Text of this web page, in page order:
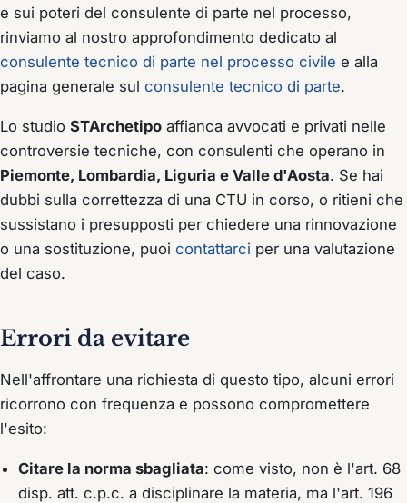
e sui poteri del consulente di parte nel processo,
rinviamo al nostro approfondimento dedicato al
consulente tecnico di parte nel processo civile e alla
pagina generale sul consulente tecnico di parte.
Lo studio STArchetipo affianca avvocati e privati nelle
controversie tecniche, con consulenti che operano in
Piemonte, Lombardia, Liguria e Valle d'Aosta. Se hai
dubbi sulla correttezza di una CTU in corso, o ritieni che
sussistano i presupposti per chiedere una rinnovazione
o una sostituzione, puoi contattarci per una valutazione
del caso.
Errori da evitare
Nell'affrontare una richiesta di questo tipo, alcuni errori
ricorrono con frequenza e possono compromettere
l'esito:
Citare la norma sbagliata: come visto, non è l'art. 68
disp. att. c.p.c. a disciplinare la materia, ma l'art. 196